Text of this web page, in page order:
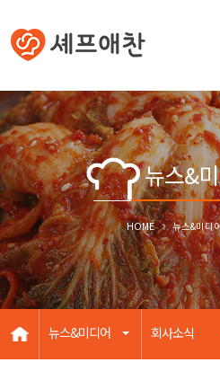
뉴스&
HOME 뉴스&미디
뉴스&미디어 회사소식